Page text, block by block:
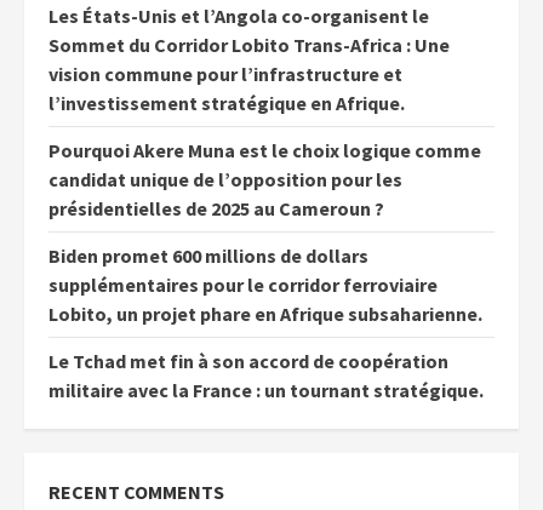
Les États-Unis et l’Angola co-organisent le
Sommet du Corridor Lobito Trans-Africa : Une
vision commune pour l’infrastructure et
l’investissement stratégique en Afrique.
Pourquoi Akere Muna est le choix logique comme
candidat unique de l’opposition pour les
présidentielles de 2025 au Cameroun ?
Biden promet 600 millions de dollars
supplémentaires pour le corridor ferroviaire
Lobito, un projet phare en Afrique subsaharienne.
Le Tchad met fin à son accord de coopération
militaire avec la France : un tournant stratégique.
RECENT COMMENTS